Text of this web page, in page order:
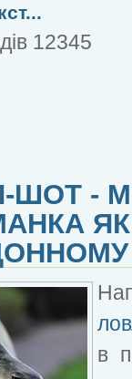
12345
ШОТ -
в